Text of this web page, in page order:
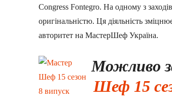
Congress Fontegro. На одному з
оригінальністю. Ця діяльність
авторитет на МастерШеф Україна.
Можливо
Шеф 15